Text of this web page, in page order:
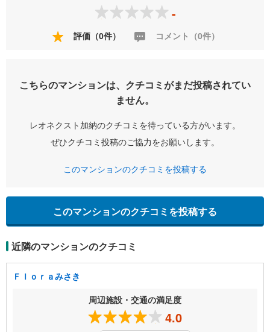
-
評価（0件） コメント（0件）
こちらのマンションは、クチコミがまだ投稿されてい
ません。
レオネクスト加納のクチコミを待っている方がいます。
ぜひクチコミ投稿のご協力をお願いします。
このマンションのクチコミを投稿する
このマンションのクチコミを投稿する
近隣のマンションのクチコミ
Ｆｌｏｒａみさき
周辺施設・交通の満足度
4.0